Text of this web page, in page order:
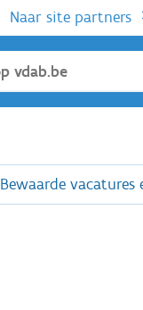
Naar site partners
Bewaarde